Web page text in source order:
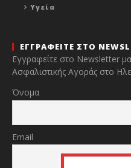
Υγεία
ΕΓΓΡΑΦΕΙΤΕ ΣΤΟ
Εγγραφείτε στο Newsletter
Ασφαλιστικής Αγοράς στο
Όνομα
Email